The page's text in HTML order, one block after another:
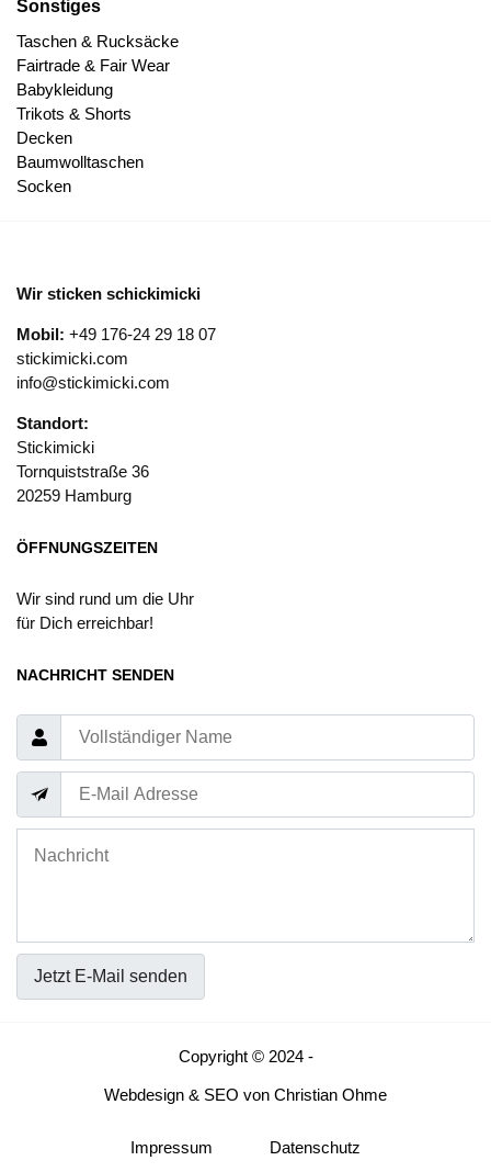
Sonstiges
Taschen & Rucksäcke
Fairtrade & Fair Wear
Babykleidung
Trikots & Shorts
Decken
Baumwolltaschen
Socken
Wir sticken schickimicki
Mobil: +49 176-24 29 18 07
stickimicki.com
info@stickimicki.com
Standort:
Stickimicki
Tornquiststraße 36
20259 Hamburg
ÖFFNUNGSZEITEN
Wir sind rund um die Uhr
für Dich erreichbar!
NACHRICHT SENDEN
Jetzt E-Mail senden
Copyright © 2024 -
Webdesign & SEO von Christian Ohme
Impressum Datenschutz